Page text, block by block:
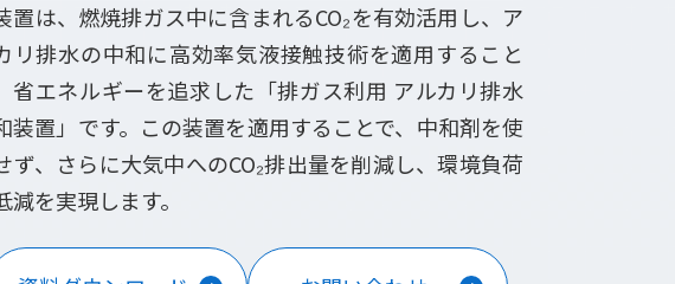
置は、燃焼排ガス中に含まれるCO₂を有効活用し、ア
リ排水の中和に高効率気液接触技術を適用すること
省エネルギーを追求した「排ガス利用 アルカリ排水
装置」です。この装置を適用することで、中和剤を使
ず、さらに大気中へのCO₂排出量を削減し、環境負荷
減を実現します。